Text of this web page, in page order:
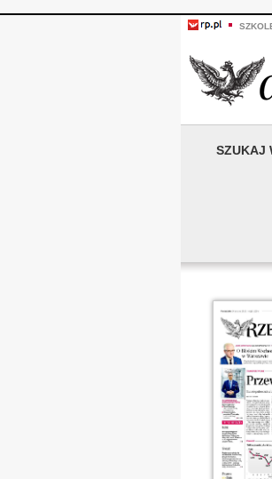
SZUKAJ